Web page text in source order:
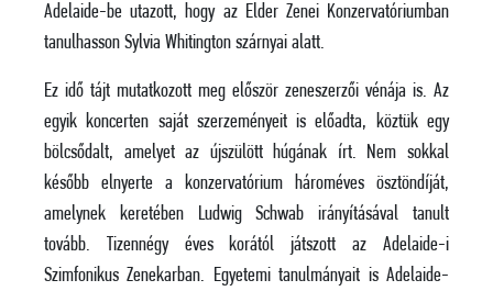
Adelaide-be utazott, hogy az Elder Zenei Konzervatóriumban
tanulhasson Sylvia Whitington szárnyai alatt.
Ez idő tájt mutatkozott meg először zeneszerzői vénája is. Az
egyik koncerten saját szerzeményeit is előadta, köztük egy
bölcsődalt, amelyet az újszülött húgának írt. Nem sokkal
később elnyerte a konzervatórium hároméves ösztöndíját,
amelynek keretében Ludwig Schwab irányításával tanult
tovább. Tizennégy éves korától játszott az Adelaide-i
Szimfonikus Zenekarban. Egyetemi tanulmányait is Adelaide-